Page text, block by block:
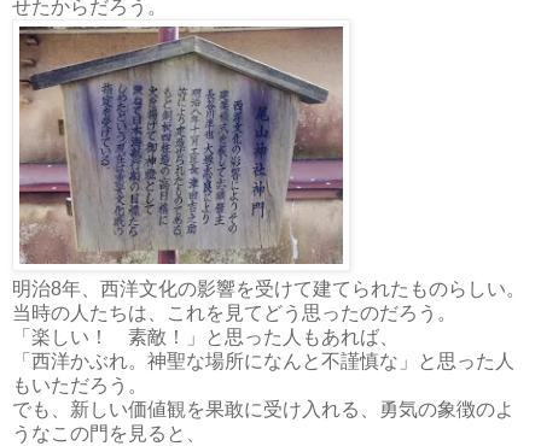
せたからだろう。
明治8年、西洋文化の影響を受けて建てられたものらしい。
当時の人たちは、これを見てどう思ったのだろう。
「楽しい！ 素敵！」と思った人もあれば、
「西洋かぶれ。神聖な場所になんと不謹慎な」と思った人
もいただろう。
でも、新しい価値観を果敢に受け入れる、勇気の象徴のよ
うなこの門を見ると、